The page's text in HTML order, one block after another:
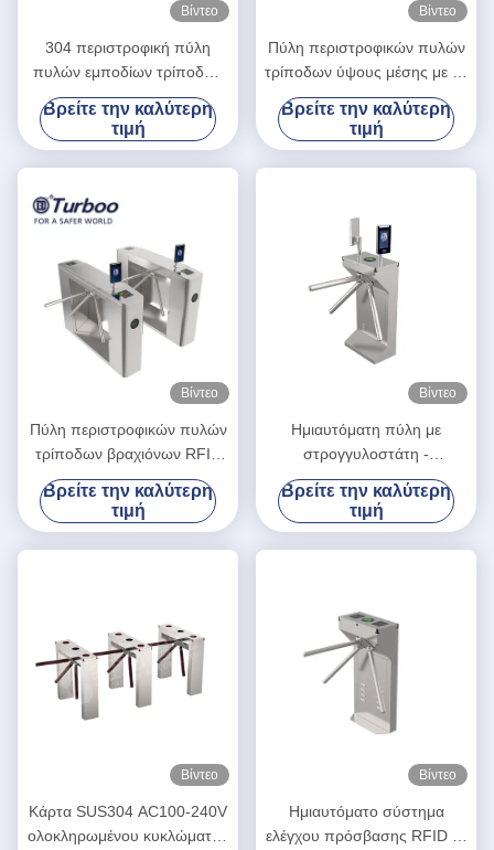
Βίντεο
304 περιστροφική πύλη
πυλών εμποδίων τρίποδων
SUS για το για τους πεζούς
έλεγχο προσπέλασης
Βρείτε την καλύτερη
τιμή
Βίντεο
Πύλη περιστροφικών πυλών
τρίποδων ύψους μέσης με τη
λειτουργία απολύμανσης
Βρείτε την καλύτερη
τιμή
Βίντεο
Πύλη περιστροφικών πυλών
τρίποδων βραχιόνων RFID
τρία, κάθετη περιστροφική
πύλη τρίποδων για το
σχολείο
Βρείτε την καλύτερη
τιμή
Βίντεο
Ημιαυτόματη πύλη με
στρογγυλοστάτη -
ενσωματωμένη με σύστημα
ελέγχου πρόσβασης
ασφαλείας
Βρείτε την καλύτερη
τιμή
Βίντεο
Κάρτα SUS304 AC100-240V
ολοκληρωμένου κυκλώματος
Βίντεο
Ημιαυτόματο σύστημα
ελέγχου πρόσβασης RFID με